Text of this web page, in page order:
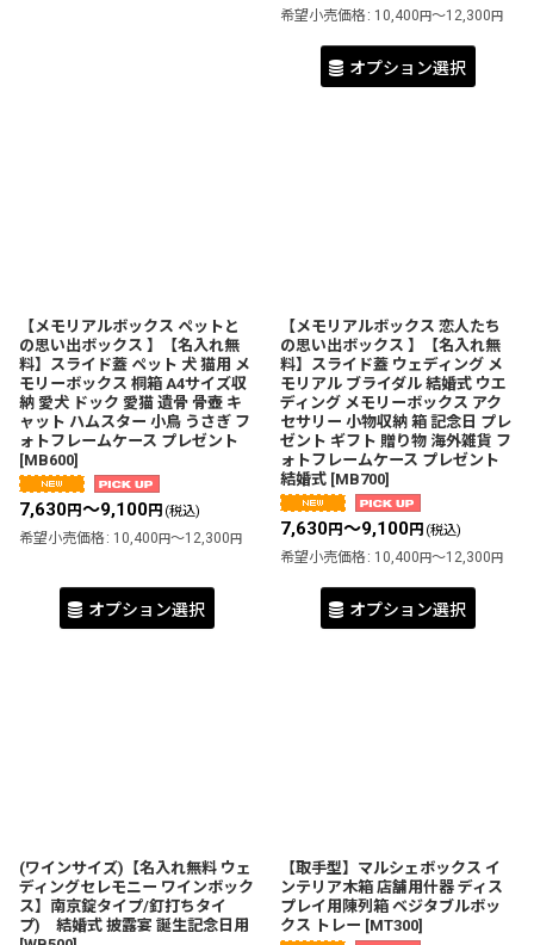
希望小売価格 : 10,400 円～12,300 円
オプション選択
【メモリアルボックス ペットと
の思い出ボックス 】【名入れ無
料】スライド蓋 ペット 犬 猫用 メ
モリーボックス 桐箱 A4サイズ収
納 愛犬 ドック 愛猫 遺骨 骨壺 キ
ャット ハムスター 小鳥 うさぎ フ
ォトフレームケース プレゼント
[MB600]
7,630円～9,100円 (税込)
希望小売価格 : 10,400 円～12,300 円
オプション選択
【メモリアルボックス 恋人たち
の思い出ボックス 】【名入れ無
料】スライド蓋 ウェディング メ
モリアル ブライダル 結婚式 ウエ
ディング メモリーボックス アク
セサリー 小物収納 箱 記念日 プレ
ゼント ギフト 贈り物 海外雑貨 フ
ォトフレームケース プレゼント
結婚式 [MB700]
7,630円～9,100円 (税込)
希望小売価格 : 10,400 円～12,300 円
オプション選択
(ワインサイズ)【名入れ無料 ウェ
ディングセレモニー ワインボック
ス】南京錠タイプ/釘打ちタイ
プ) 結婚式 披露宴 誕生記念日用
【取手型】マルシェボックス イ
ンテリア木箱 店舗用什器 ディス
プレイ用陳列箱 ベジタブルボッ
クス トレー [MT300]